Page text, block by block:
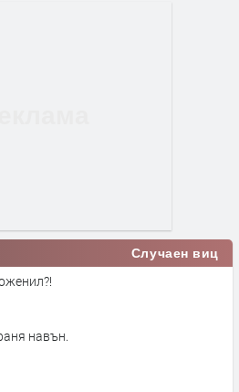
Случаен виц
навън.